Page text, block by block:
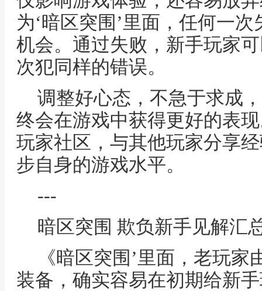
为‘暗区突围’里面，任何一
机会。通过失败，新手玩家
次犯同样的错误。
调整好心态，不急于求成
终会在游戏中获得更好的表
玩家社区，与其他玩家分享
步自身的游戏水平。
---
暗区突围 欺负新手见解汇
《暗区突围’里面，老玩
装备，确实容易在初期给新